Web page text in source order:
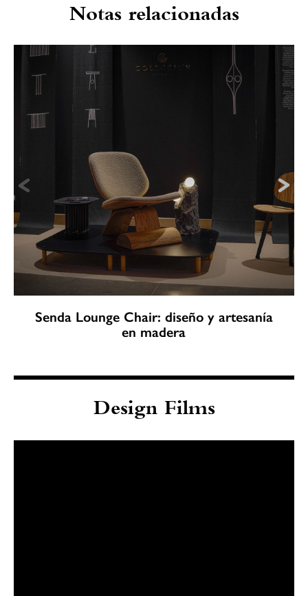
Notas relacionadas
Senda Lounge Chair: diseño y artesanía
en madera
Design Films